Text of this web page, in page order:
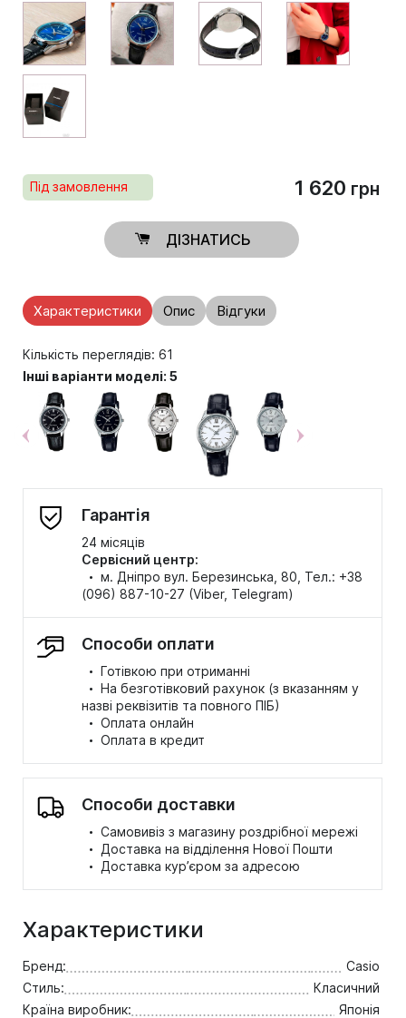
Під замовлення 1 620 грн
ДІЗНАТИСЬ
Характеристики Опис Відгуки
Кількість переглядів: 61
Інші варіанти моделі: 5
Гарантія
24 місяців
Сервісний центр:
· м. Дніпро вул. Березинська, 80, Тел.: +38
(096) 887-10-27 (Viber, Telegram)
Способи оплати
· Готівкою при отриманні
· На безготівковий рахунок (з вказанням у
назві реквізитів та повного ПІБ)
· Оплата онлайн
· Оплата в кредит
Способи доставки
· Самовивіз з магазину роздрібної мережі
· Доставка на відділення Нової Пошти
· Доставка кур’єром за адресою
Характеристики
Бренд:
Casio
Стиль:
Класичний
Країна виробник:
Японія